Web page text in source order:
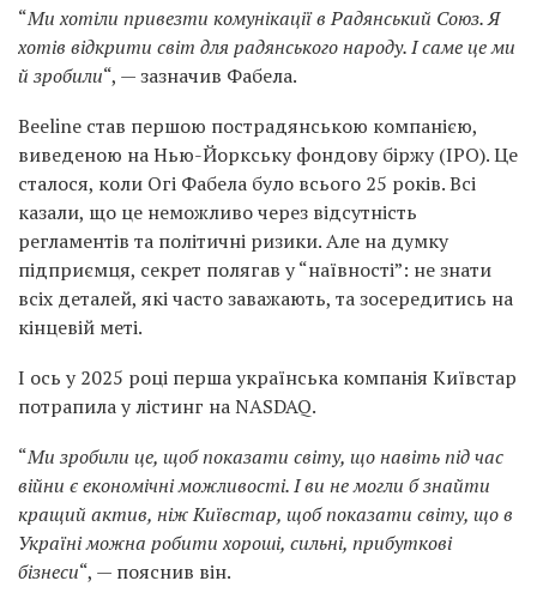
“Ми хотіли привезти комунікації в Радянський Союз. Я
хотів відкрити світ для радянського народу. І саме це ми
й зробили“, — зазначив Фабела.
Beeline став першою пострадянською компанією,
виведеною на Нью-Йоркську фондову біржу (IPO). Це
сталося, коли Огі Фабела було всього 25 років. Всі
казали, що це неможливо через відсутність
регламентів та політичні ризики. Але на думку
підприємця, секрет полягав у “наївності”: не знати
всіх деталей, які часто заважають, та зосередитись на
кінцевій меті.
І ось у 2025 році перша українська компанія Київстар
потрапила у лістинг на NASDAQ.
“Ми зробили це, щоб показати світу, що навіть під час
війни є економічні можливості. І ви не могли б знайти
кращий актив, ніж Київстар, щоб показати світу, що в
Україні можна робити хороші, сильні, прибуткові
бізнеси“, — пояснив він.